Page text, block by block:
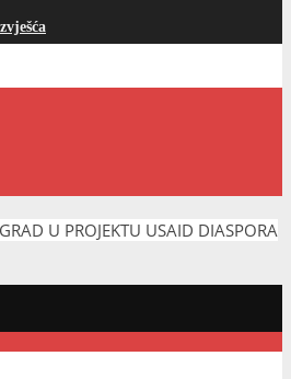
U PROJEKTU USAID DIASPORA